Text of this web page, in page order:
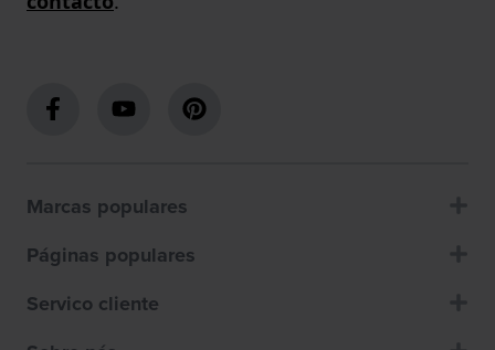
Marcas populares
Páginas populares
Servico cliente